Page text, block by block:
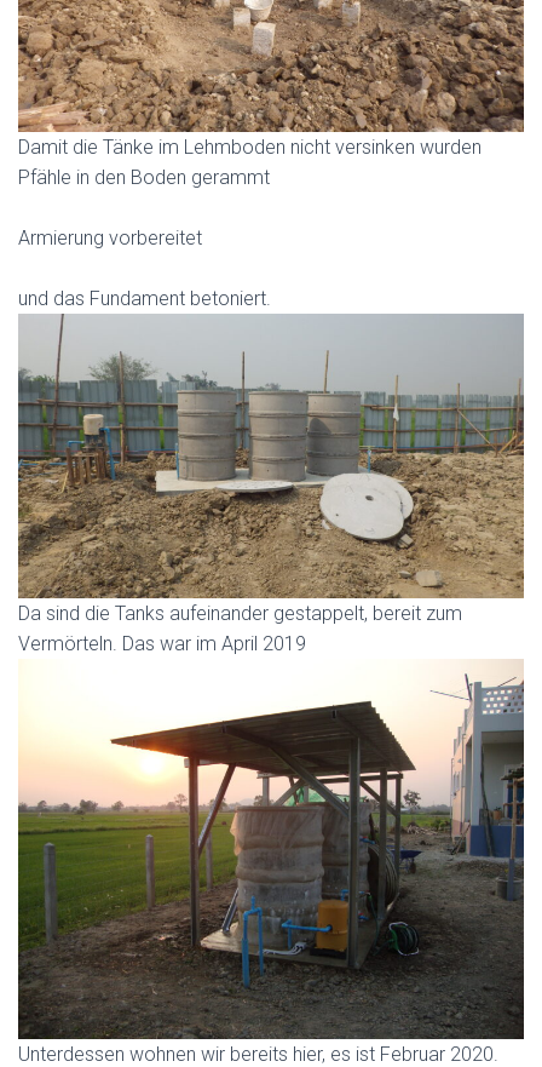
Damit die Tänke im Lehmboden nicht versinken wurden
Pfähle in den Boden gerammt
Armierung vorbereitet
und das Fundament betoniert.
Da sind die Tanks aufeinander gestappelt, bereit zum
Vermörteln. Das war im April 2019
Unterdessen wohnen wir bereits hier, es ist Februar 2020.